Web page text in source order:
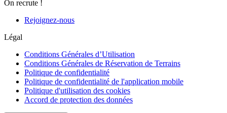
On recrute !
Rejoignez-nous
Légal
Conditions Générales d’Utilisation
Conditions Générales de Réservation de Terrains
Politique de confidentialité
Politique de confidentialité de l'application mobile
Politique d'utilisation des cookies
Accord de protection des données